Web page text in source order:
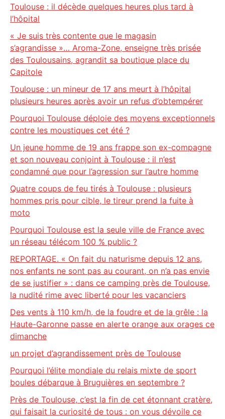
Toulouse : il décède quelques heures plus tard à
l’hôpital
« Je suis très contente que le magasin
s’agrandisse »… Aroma-Zone, enseigne très prisée
des Toulousains, agrandit sa boutique place du
Capitole
Toulouse : un mineur de 17 ans meurt à l’hôpital
plusieurs heures après avoir un refus d’obtempérer
Pourquoi Toulouse déploie des moyens exceptionnels
contre les moustiques cet été ?
Un jeune homme de 19 ans frappe son ex-compagne
et son nouveau conjoint à Toulouse : il n’est
condamné que pour l’agression sur l’autre homme
Quatre coups de feu tirés à Toulouse : plusieurs
hommes pris pour cible, le tireur prend la fuite à
moto
Pourquoi Toulouse est la seule ville de France avec
un réseau télécom 100 % public ?
REPORTAGE. « On fait du naturisme depuis 12 ans,
nos enfants ne sont pas au courant, on n’a pas envie
de se justifier » : dans ce camping près de Toulouse,
la nudité rime avec liberté pour les vacanciers
Des vents à 110 km/h, de la foudre et de la grêle : la
Haute-Garonne passe en alerte orange aux orages ce
dimanche
un projet d’agrandissement près de Toulouse
Pourquoi l’élite mondiale du relais mixte de sport
boules débarque à Bruguières en septembre ?
Près de Toulouse, c’est la fin de cet étonnant cratère,
qui faisait la curiosité de tous : on vous dévoile ce